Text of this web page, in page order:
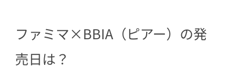
ファミマ×BBIA（ピアー）の発
売日は？